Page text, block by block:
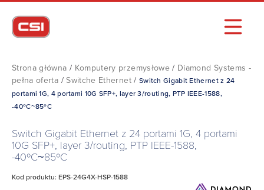
Strona główna / Komputery przemysłowe / Diamond Systems -
pełna oferta /Switche Ethernet/ Switch Gigabit Ethernet z 24
portami 1G, 4 portami 10G SFP+, layer 3/routing, PTP IEEE-1588,
-40ºC~85ºC
Switch Gigabit Ethernet z 24 portami 1G, 4 portami
10G SFP+, layer 3/routing, PTP IEEE-1588,
-40ºC~85ºC
Kod produktu: EPS-24G4X-HSP-1588